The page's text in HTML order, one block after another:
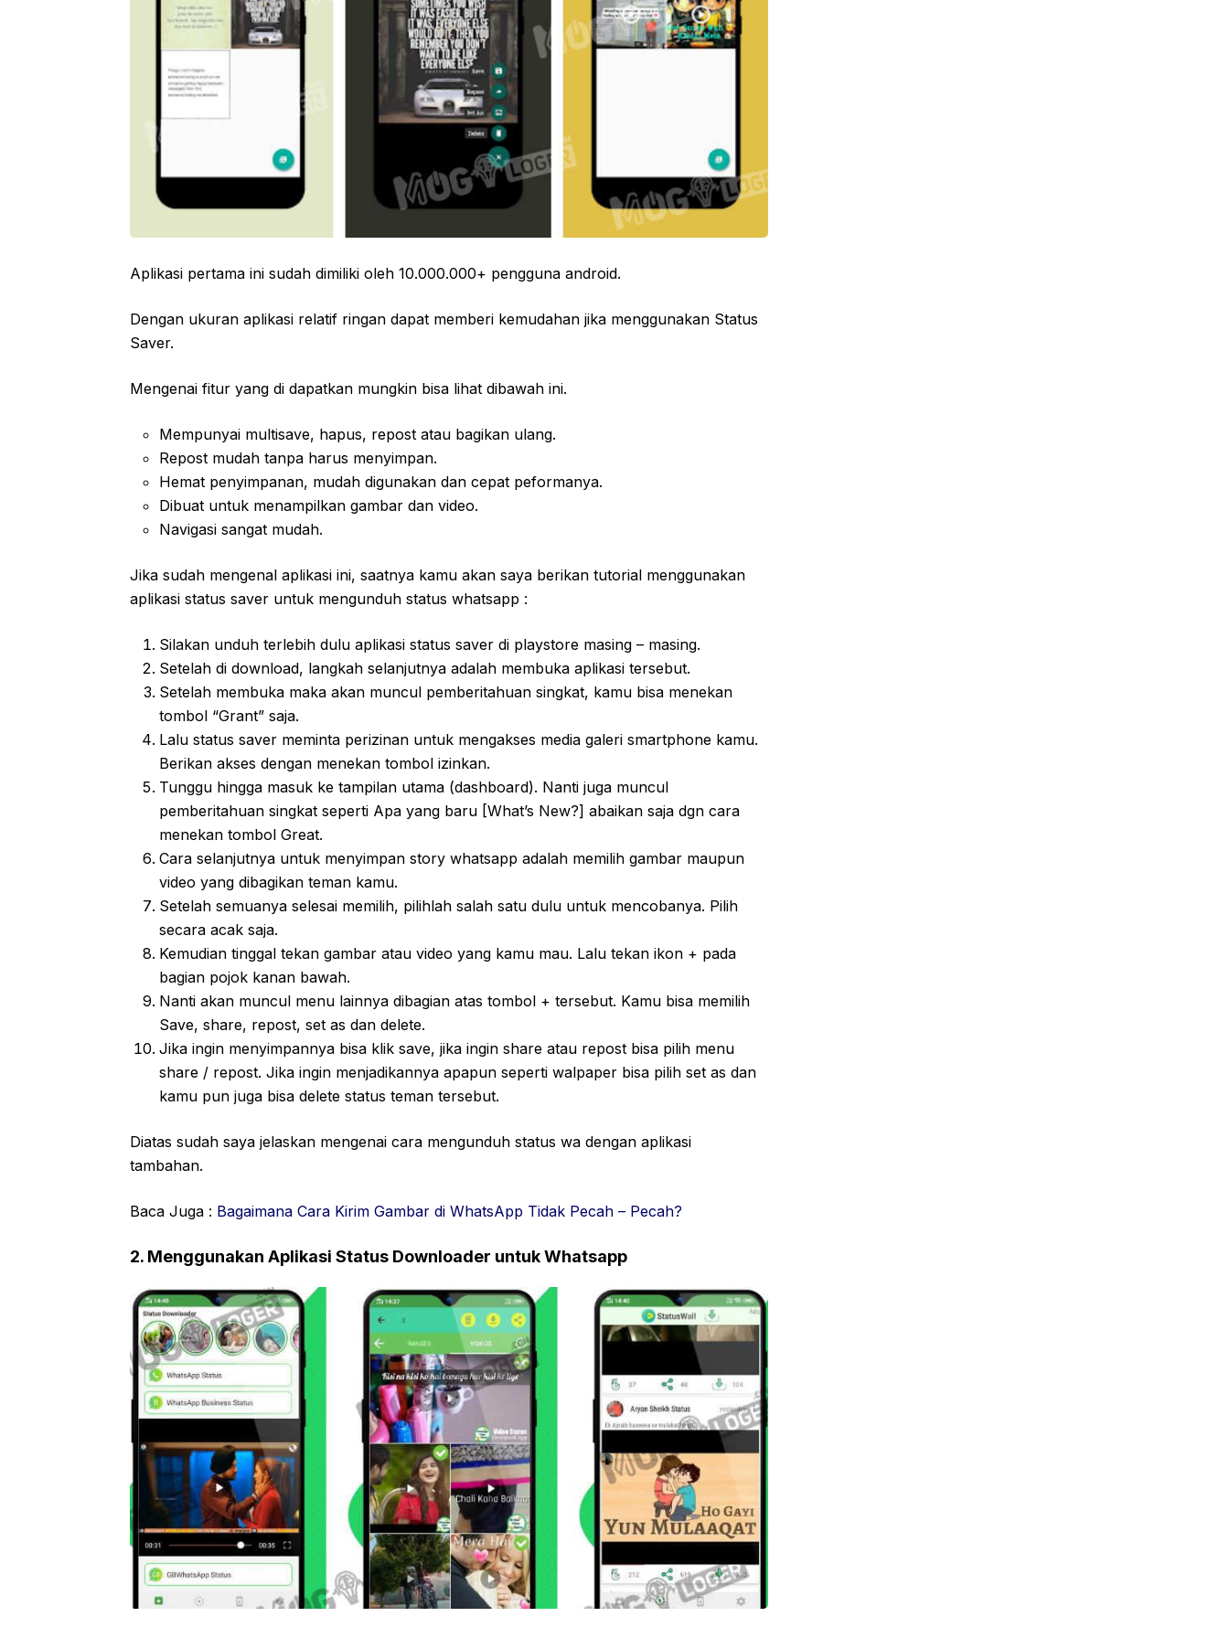
Aplikasi pertama ini sudah dimiliki oleh 10.000.000+ pengguna android.
Dengan ukuran aplikasi relatif ringan dapat memberi kemudahan jika menggunakan Status
Saver.
Mengenai fitur yang di dapatkan mungkin bisa lihat dibawah ini.
Mempunyai multisave, hapus, repost atau bagikan ulang.
Repost mudah tanpa harus menyimpan.
Hemat penyimpanan, mudah digunakan dan cepat peformanya.
Dibuat untuk menampilkan gambar dan video.
Navigasi sangat mudah.
Jika sudah mengenal aplikasi ini, saatnya kamu akan saya berikan tutorial menggunakan
aplikasi status saver untuk mengunduh status whatsapp :
Silakan unduh terlebih dulu aplikasi status saver di playstore masing – masing.
Setelah di download, langkah selanjutnya adalah membuka aplikasi tersebut.
Setelah membuka maka akan muncul pemberitahuan singkat, kamu bisa menekan
tombol “Grant” saja.
Lalu status saver meminta perizinan untuk mengakses media galeri smartphone kamu.
Berikan akses dengan menekan tombol izinkan.
Tunggu hingga masuk ke tampilan utama (dashboard). Nanti juga muncul
pemberitahuan singkat seperti Apa yang baru [What’s New?] abaikan saja dgn cara
menekan tombol Great.
Cara selanjutnya untuk menyimpan story whatsapp adalah memilih gambar maupun
video yang dibagikan teman kamu.
Setelah semuanya selesai memilih, pilihlah salah satu dulu untuk mencobanya. Pilih
secara acak saja.
Kemudian tinggal tekan gambar atau video yang kamu mau. Lalu tekan ikon + pada
bagian pojok kanan bawah.
Nanti akan muncul menu lainnya dibagian atas tombol + tersebut. Kamu bisa memilih
Save, share, repost, set as dan delete.
Jika ingin menyimpannya bisa klik save, jika ingin share atau repost bisa pilih menu
share / repost. Jika ingin menjadikannya apapun seperti walpaper bisa pilih set as dan
kamu pun juga bisa delete status teman tersebut.
Diatas sudah saya jelaskan mengenai cara mengunduh status wa dengan aplikasi
tambahan.
Baca Juga : Bagaimana Cara Kirim Gambar di WhatsApp Tidak Pecah – Pecah?
2. Menggunakan Aplikasi Status Downloader untuk Whatsapp